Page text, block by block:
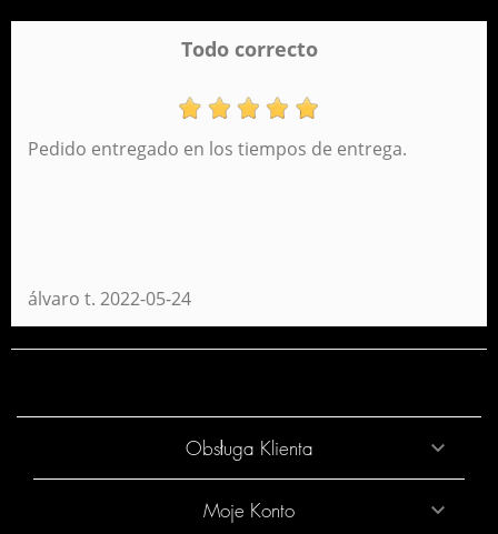
Todo correcto
Pedido entregado en los tiempos de entrega.
álvaro t. 2022-05-24
Obsługa Klienta 
Moje Konto 